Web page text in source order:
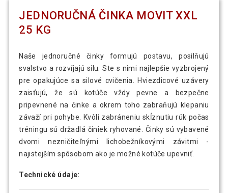
JEDNORUČNÁ ČINKA MOVIT XXL
25 KG
Naše jednoručné činky formujú postavu, posilňujú
svalstvo a rozvíjajú silu. Ste s nimi najlepšie vyzbrojený
pre opakujúce sa silové cvičenia. Hviezdicové uzávery
zaisťujú, že sú kotúče vždy pevne a bezpečne
pripevnené na činke a okrem toho zabraňujú klepaniu
závaží pri pohybe. Kvôli zabráneniu skĺznutiu rúk počas
tréningu sú držadlá činiek ryhované. Činky sú vybavené
dvomi nezničiteľnými lichobežníkovými závitmi -
najistejším spôsobom ako je možné kotúče upevniť.
Technické údaje: